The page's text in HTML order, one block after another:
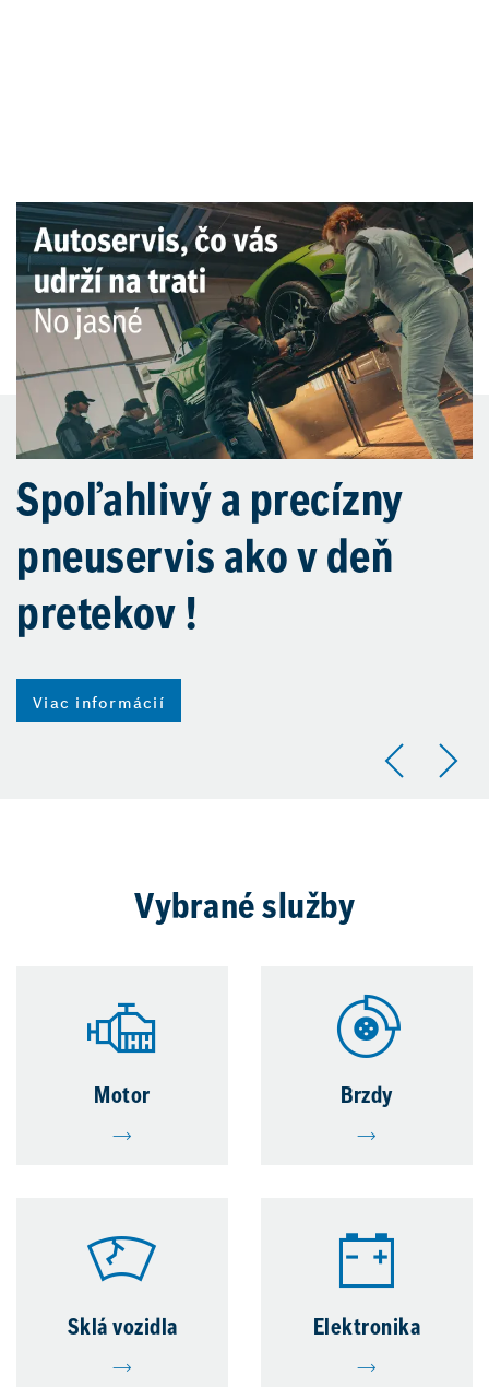
Spoľahlivý a precízny
pneuservis ako v deň
pretekov !
Viac informácií
Vybrané služby
Motor Brzdy
Sklá vozidla Elektronika